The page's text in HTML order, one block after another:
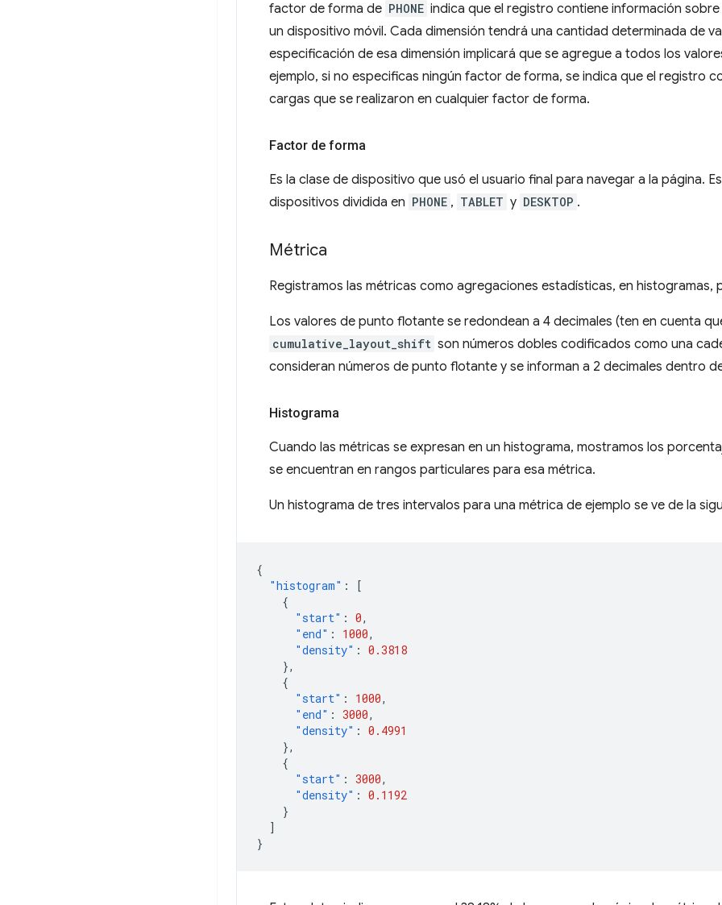
factor de forma de PHONE indica que el registro contiene información sobre
un dispositivo móvil. Cada dimensión tendrá una cantidad determinada de
especificación de esa dimensión implicará que se agregue a todos los
ejemplo, si no especificas ningún factor de forma, se indica que el registro
cargas que se realizaron en cualquier factor de forma.
Factor de forma
Es la clase de dispositivo que usó el usuario final para navegar a la página.
dispositivos dividida en PHONE , TABLET y DESKTOP .
Métrica
Registramos las métricas como agregaciones estadísticas, en histogramas,
Los valores de punto flotante se redondean a 4 decimales (ten en cuenta
cumulative_layout_shift son números dobles codificados como una
consideran números de punto flotante y se informan a 2 decimales dentro de
Histograma
Cuando las métricas se expresan en un histograma, mostramos los
se encuentran en rangos particulares para esa métrica.
Un histograma de tres intervalos para una métrica de ejemplo se ve de la
{
"histogram" :
[
{
"start" : 0,
"end" : 1000,
"density" : 0.3818
},
{
"start" : 1000,
"end" : 3000,
"density" : 0.4991
},
{
"start" : 3000,
"density" : 0.1192
}
]
}